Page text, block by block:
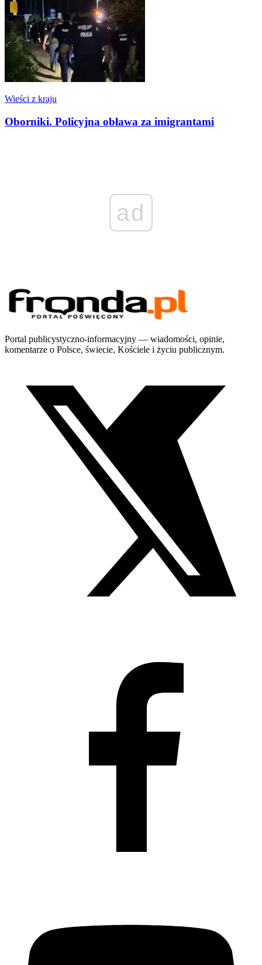
Wieści z kraju
Oborniki. Policyjna obława za imigrantami
ad
Portal publicystyczno-informacyjny — wiadomości, opinie,
komentarze o Polsce, świecie, Kościele i życiu publicznym.